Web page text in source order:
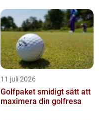
11 juli 2026
Golfpaket smidigt sätt att
maximera din golfresa